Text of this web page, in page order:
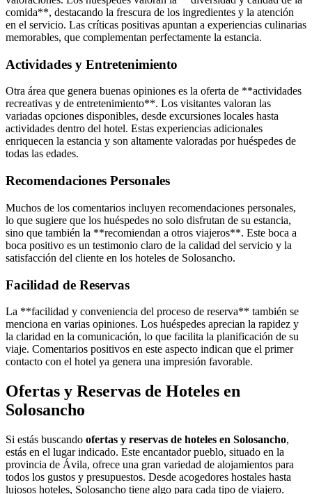
comida**, destacando la frescura de los ingredientes y la atención
en el servicio. Las críticas positivas apuntan a experiencias culinarias
memorables, que complementan perfectamente la estancia.
Actividades y Entretenimiento
Otra área que genera buenas opiniones es la oferta de **actividades
recreativas y de entretenimiento**. Los visitantes valoran las
variadas opciones disponibles, desde excursiones locales hasta
actividades dentro del hotel. Estas experiencias adicionales
enriquecen la estancia y son altamente valoradas por huéspedes de
todas las edades.
Recomendaciones Personales
Muchos de los comentarios incluyen recomendaciones personales,
lo que sugiere que los huéspedes no solo disfrutan de su estancia,
sino que también la **recomiendan a otros viajeros**. Este boca a
boca positivo es un testimonio claro de la calidad del servicio y la
satisfacción del cliente en los hoteles de Solosancho.
Facilidad de Reservas
La **facilidad y conveniencia del proceso de reserva** también se
menciona en varias opiniones. Los huéspedes aprecian la rapidez y
la claridad en la comunicación, lo que facilita la planificación de su
viaje. Comentarios positivos en este aspecto indican que el primer
contacto con el hotel ya genera una impresión favorable.
Ofertas y Reservas de Hoteles en
Solosancho
Si estás buscando ofertas y reservas de hoteles en Solosancho,
estás en el lugar indicado. Este encantador pueblo, situado en la
provincia de Ávila, ofrece una gran variedad de alojamientos para
todos los gustos y presupuestos. Desde acogedores hostales hasta
lujosos hoteles, Solosancho tiene algo para cada tipo de viajero.